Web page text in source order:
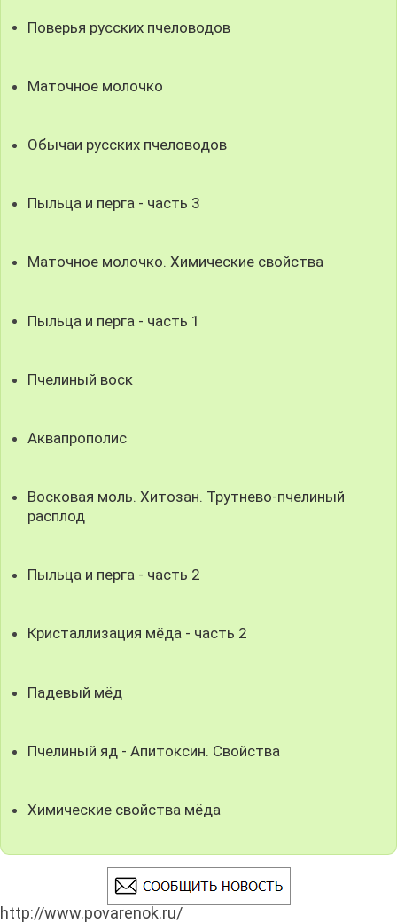
Поверья русских пчеловодов
Маточное молочко
Обычаи русских пчеловодов
Пыльца и перга - часть 3
Маточное молочко. Химические свойства
Пыльца и перга - часть 1
Пчелиный воск
Аквапрополис
Восковая моль. Хитозан. Трутнево-пчелиный
расплод
Пыльца и перга - часть 2
Кристаллизация мёда - часть 2
Падевый мёд
Пчелиный яд - Апитоксин. Свойства
Химические свойства мёда
http://www.povarenok.ru/